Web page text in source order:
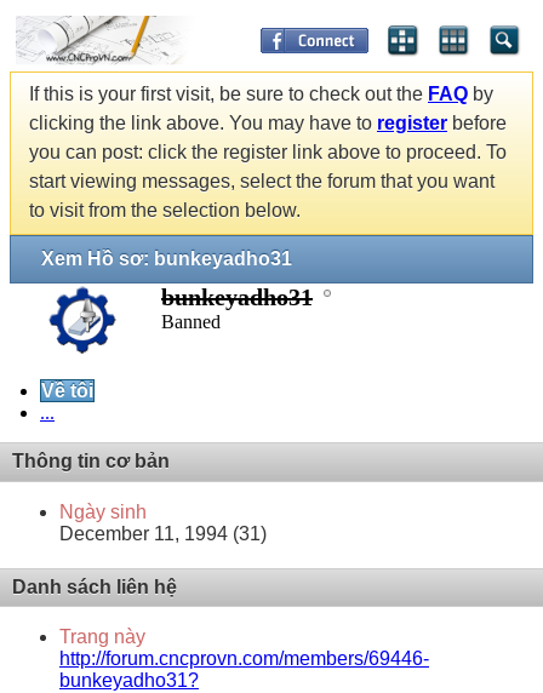
If this is your first visit, be sure to check out the FAQ by
clicking the link above. You may have to register before
you can post: click the register link above to proceed. To
start viewing messages, select the forum that you want
to visit from the selection below.
Xem Hồ sơ: bunkeyadho31
bunkeyadho31
Banned
Về tôi
...
Thông tin cơ bản
Ngày sinh
December 11, 1994 (31)
Danh sách liên hệ
Trang này
http://forum.cncprovn.com/members/69446-
bunkeyadho31?